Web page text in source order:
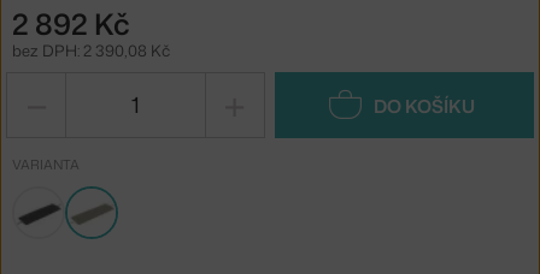
2 892 Kč
bez DPH: 2 390,08 Kč
DO KOŠÍKU
VARIANTA